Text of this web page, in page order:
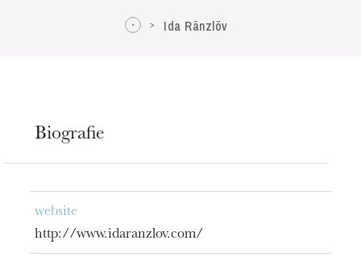
Ida Ränzlöv
Biografie
website
http://www.idaranzlov.com/